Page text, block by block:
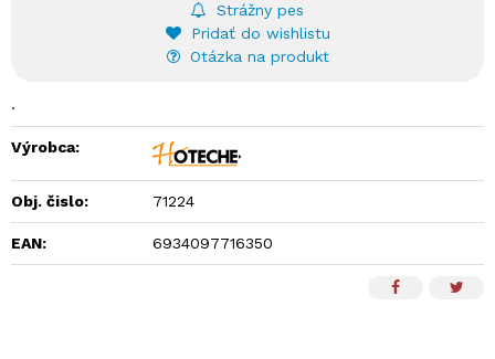
Strážny pes
Pridať do wishlistu
Otázka na produkt
.
Výrobca:
Obj. čislo: 71224
EAN: 6934097716350